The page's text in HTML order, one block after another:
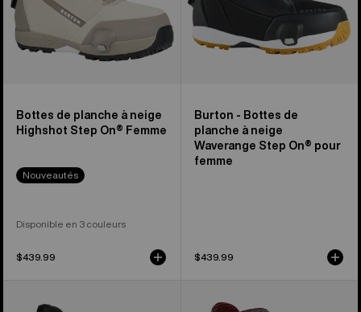
Step
On®
pour
Bottes de planche à neige
Highshot Step On® Femme
Nouveautés
Disponible en 3 couleurs
$439.99
Step
On®
pour
Burton - Bottes de
planche à neige
Waverange Step On® pour
femme
$439.99